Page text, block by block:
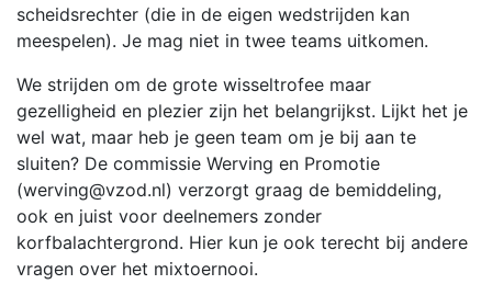
scheidsrechter (die in de eigen wedstrijden kan
meespelen). Je mag niet in twee teams uitkomen.
We strijden om de grote wisseltrofee maar
gezelligheid en plezier zijn het belangrijkst. Lijkt het je
wel wat, maar heb je geen team om je bij aan te
sluiten? De commissie Werving en Promotie
(werving@vzod.nl) verzorgt graag de bemiddeling,
ook en juist voor deelnemers zonder
korfbalachtergrond. Hier kun je ook terecht bij andere
vragen over het mixtoernooi.